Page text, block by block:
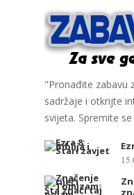
"Pronađite zabavu
sadržaje i otkrijte
svijeta. Spremite